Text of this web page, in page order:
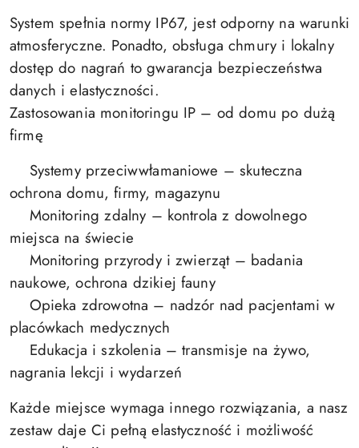
System spełnia normy IP67, jest odporny na warunki
atmosferyczne. Ponadto, obsługa chmury i lokalny
dostęp do nagrań to gwarancja bezpieczeństwa
danych i elastyczności.
Zastosowania monitoringu IP – od domu po dużą
firmę
Systemy przeciwwłamaniowe – skuteczna
ochrona domu, firmy, magazynu
Monitoring zdalny – kontrola z dowolnego
miejsca na świecie
Monitoring przyrody i zwierząt – badania
naukowe, ochrona dzikiej fauny
Opieka zdrowotna – nadzór nad pacjentami w
placówkach medycznych
Edukacja i szkolenia – transmisje na żywo,
nagrania lekcji i wydarzeń
Każde miejsce wymaga innego rozwiązania, a nasz
zestaw daje Ci pełną elastyczność i możliwość